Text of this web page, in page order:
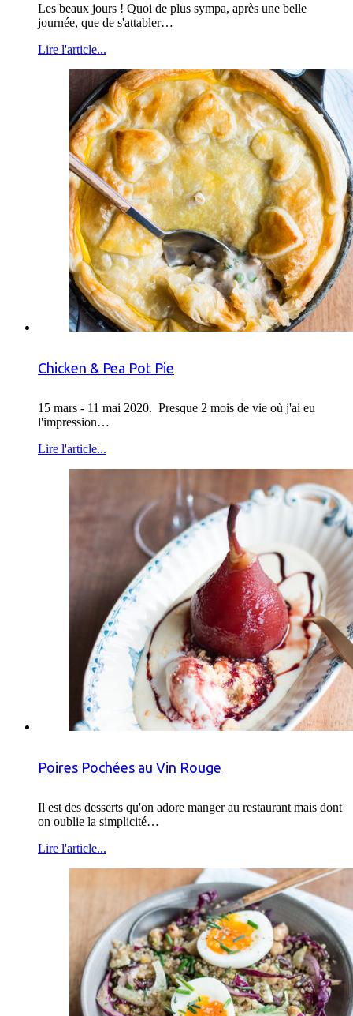
Les beaux jours ! Quoi de plus sympa, après une belle
journée, que de s'attabler…
Lire l'article...
Chicken & Pea Pot Pie
15 mars - 11 mai 2020. Presque 2 mois de vie où j'ai eu
l'impression…
Lire l'article...
Poires Pochées au Vin Rouge
Il est des desserts qu'on adore manger au restaurant mais dont
on oublie la simplicité…
Lire l'article...